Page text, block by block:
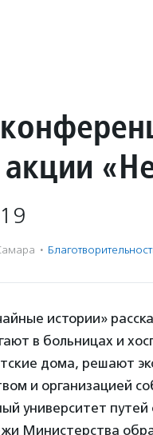
акции
·
истории»
в больницах и
дома, решают
и организацией
университет
Министерства